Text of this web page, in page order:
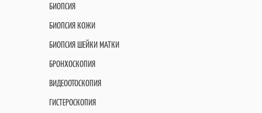
БИОПСИЯ
БИОПСИЯ КОЖИ
БИОПСИЯ ШЕЙКИ МАТКИ
БРОНХОСКОПИЯ
ВИДЕООТОСКОПИЯ
ГИСТЕРОСКОПИЯ